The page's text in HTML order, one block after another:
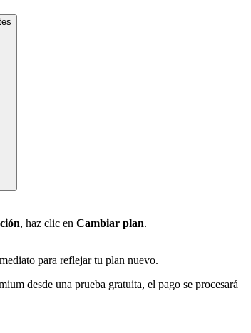
, haz clic en Cambiar plan.
para reflejar tu plan nuevo.
desde una prueba gratuita, el pago se procesará